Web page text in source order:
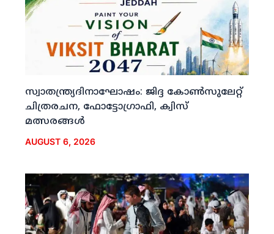
സ്വാതന്ത്ര്യദിനാഘോഷം: ജിദ്ദ കോണ്‍സുലേറ്റ്
ചിത്രരചന, ഫോട്ടോഗ്രാഫി, ക്വിസ്
മത്സരങ്ങള്‍
AUGUST 6, 2026